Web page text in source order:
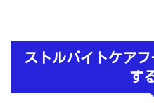
ストルバイトケア
す